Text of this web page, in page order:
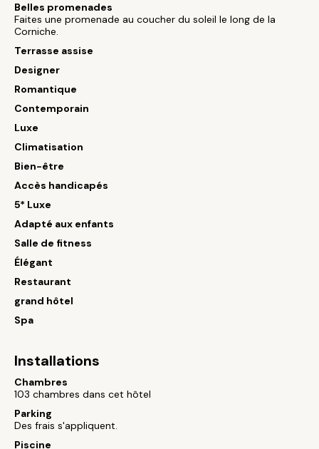
Belles promenades
Faites une promenade au coucher du soleil le long de la
Corniche.
Terrasse assise
Designer
Romantique
Contemporain
Luxe
Climatisation
Bien-être
Accès handicapés
5* Luxe
Adapté aux enfants
Salle de fitness
Élégant
Restaurant
grand hôtel
Spa
Installations
Chambres
103 chambres dans cet hôtel
Parking
Des frais s'appliquent.
Piscine